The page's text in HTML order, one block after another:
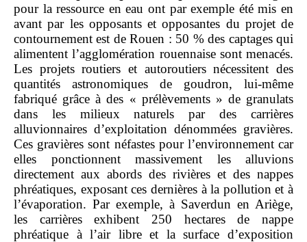
pour la ressource en eau ont par exemple été mis en
avant par les opposants et opposantes du projet de
contournement est de Rouen : 50 % des captages qui
alimentent l’agglomération rouennaise sont menacés.
Les projets routiers et autoroutiers nécessitent des
quantités astronomiques de goudron, lui‑même
fabriqué grâce à des « prélèvements » de granulats
dans les milieux naturels par des carrières
alluvionnaires d’exploitation dénommées gravières.
Ces gravières sont néfastes pour l’environnement car
elles ponctionnent massivement les alluvions
directement aux abords des rivières et des nappes
phréatiques, exposant ces dernières à la pollution et à
l’évaporation. Par exemple, à Saverdun en Ariège,
les carrières exhibent 250 hectares de nappe
phréatique à l’air libre et la surface d’exposition